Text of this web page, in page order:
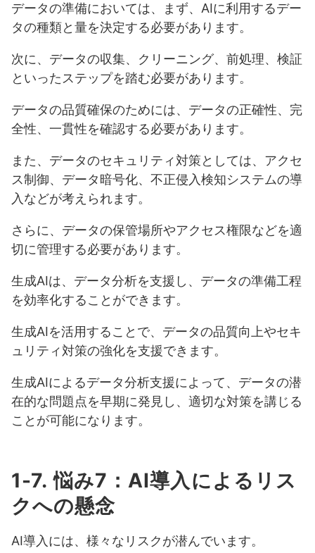
データの準備においては、まず、AIに利用するデー
タの種類と量を決定する必要があります。
次に、データの収集、クリーニング、前処理、検証
といったステップを踏む必要があります。
データの品質確保のためには、データの正確性、完
全性、一貫性を確認する必要があります。
また、データのセキュリティ対策としては、アクセ
ス制御、データ暗号化、不正侵入検知システムの導
入などが考えられます。
さらに、データの保管場所やアクセス権限などを適
切に管理する必要があります。
生成AIは、データ分析を支援し、データの準備工程
を効率化することができます。
生成AIを活用することで、データの品質向上やセキ
ュリティ対策の強化を支援できます。
生成AIによるデータ分析支援によって、データの潜
在的な問題点を早期に発見し、適切な対策を講じる
ことが可能になります。
1-7. 悩み7：AI導入によるリス
クへの懸念
AI導入には、様々なリスクが潜んでいます。